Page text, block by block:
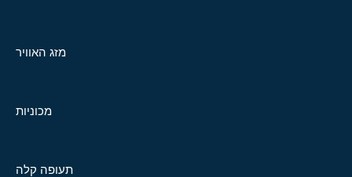
מזג האוויר
מכוניות
תעופה קלה